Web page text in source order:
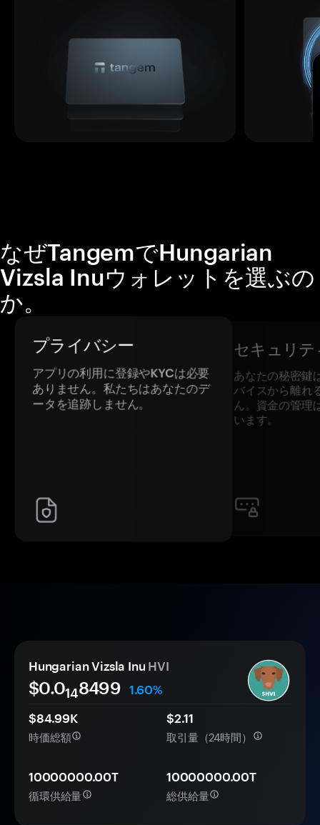
なぜTangemでHungarian
Vizsla Inuウォレットを選ぶの
か。
プライバシー
アプリの利用に登録やKYCは必要
ありません。私たちはあなたのデ
ータを追跡しません。
セキュリテ
あなたの秘密鍵
バイスから離れ
ん。資金の管理
います。
Hungarian Vizsla Inu HVI
$0.0148499
1.60%
$84.99K
時価総額
$2.11
取引量（24時間）
10000000.00T
循環供給量
10000000.00T
総供給量